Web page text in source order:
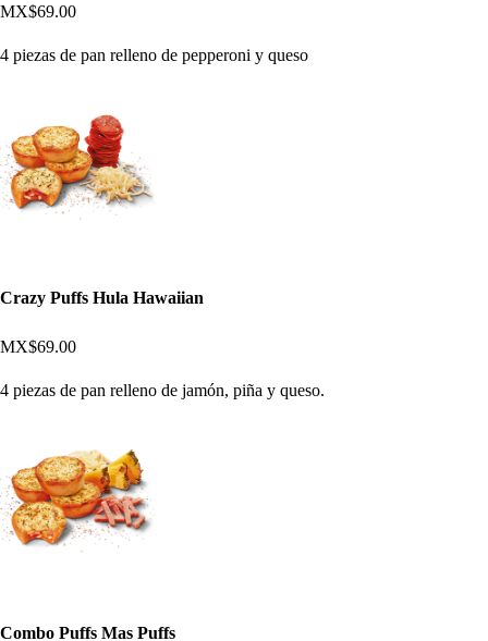
MX$69.00
4 piezas de pan relleno de pepperoni y queso
Crazy Puffs Hula Hawaiian
MX$69.00
4 piezas de pan relleno de jamón, piña y queso.
Combo Puffs Mas Puffs